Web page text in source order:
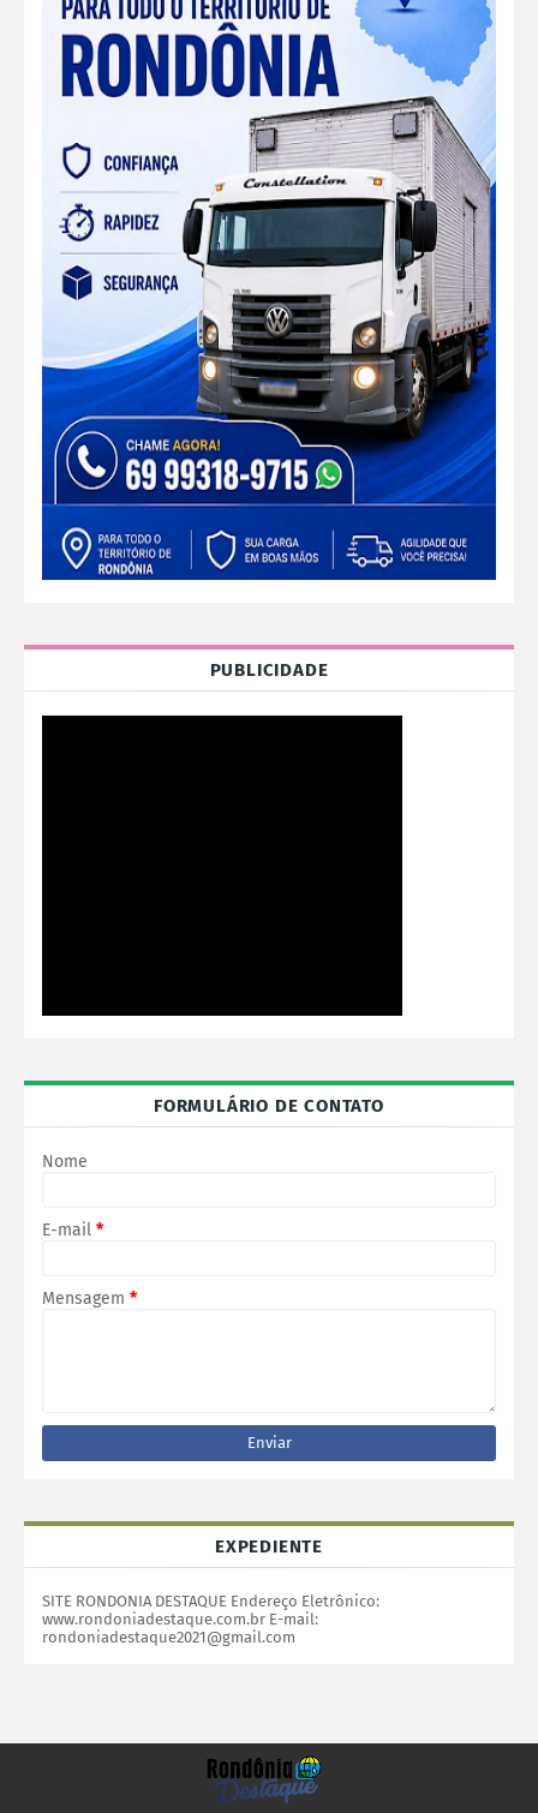
PUBLICIDADE
FORMULÁRIO DE CONTATO
Nome
E-mail *
Mensagem *
EXPEDIENTE
SITE RONDONIA DESTAQUE Endereço Eletrônico:
www.rondoniadestaque.com.br E-mail:
rondoniadestaque2021@gmail.com